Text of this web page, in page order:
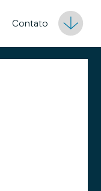
Contato